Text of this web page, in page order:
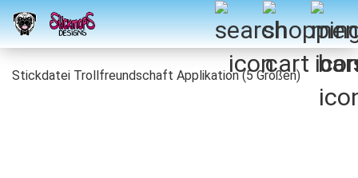
Stickdatei Trollfreundschaft Applikation (5 Größen)